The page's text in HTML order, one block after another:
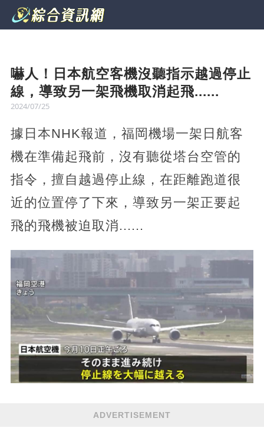
嚇人！日本航空客機沒聽指示越過停止
線，導致另一架飛機取消起飛......
2024/07/25
據日本NHK報道，福岡機場一架日航客
機在準備起飛前，沒有聽從塔台空管的
指令，擅自越過停止線，在距離跑道很
近的位置停了下來，導致另一架正要起
飛的飛機被迫取消......
ADVERTISEMENT